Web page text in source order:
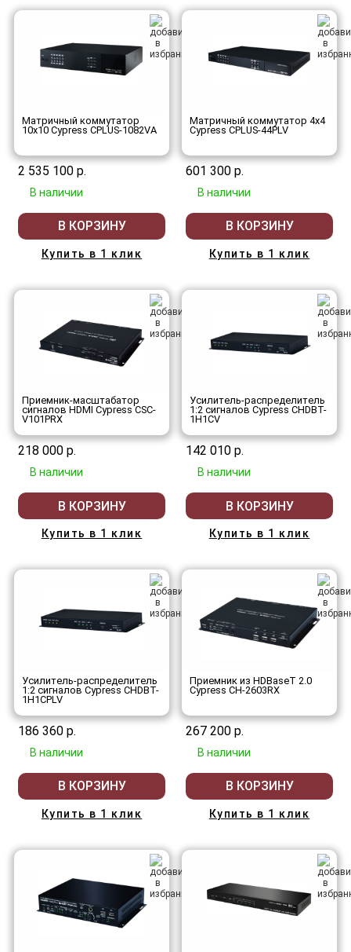
Матричный коммутатор
10х10 Cypress CPLUS-1082VA
2 535 100 р.
В наличии
В КОРЗИНУ
Купить в 1 клик
Матричный коммутатор 4х4
Cypress CPLUS-44PLV
601 300 р.
В наличии
В КОРЗИНУ
Купить в 1 клик
Приемник-масштабатор
сигналов HDMI Cypress CSC-
V101PRX
218 000 р.
В наличии
В КОРЗИНУ
Купить в 1 клик
Усилитель-распределитель
1:2 сигналов Cypress CHDBT-
1H1CV
142 010 р.
В наличии
В КОРЗИНУ
Купить в 1 клик
Усилитель-распределитель
1:2 сигналов Cypress CHDBT-
1H1CPLV
186 360 р.
В наличии
В КОРЗИНУ
Купить в 1 клик
Приемник из HDBaseT 2.0
Cypress CH-2603RX
267 200 р.
В наличии
В КОРЗИНУ
Купить в 1 клик